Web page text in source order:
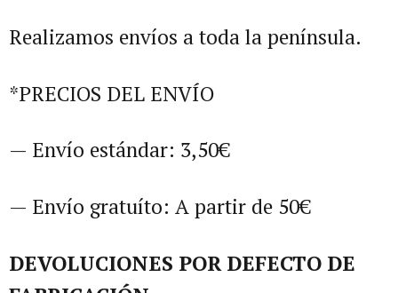
Realizamos envíos a toda la península.
*PRECIOS DEL ENVÍO
— Envío estándar: 3,50€
— Envío gratuíto: A partir de 50€
DEVOLUCIONES POR DEFECTO DE